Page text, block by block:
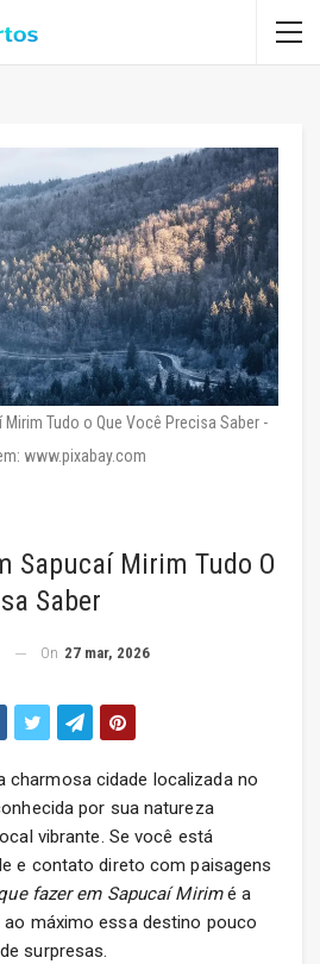
Mirim Tudo o Que Você Precisa Saber -
www.pixabay.com
Sapucaí Mirim Tudo O
Saber
On 27 mar, 2026
charmosa cidade localizada no
por sua natureza
vibrante. Se você está
e contato direto com paisagens
fazer em Sapucaí Mirimé a
ao máximo essa destino pouco
surpresas.